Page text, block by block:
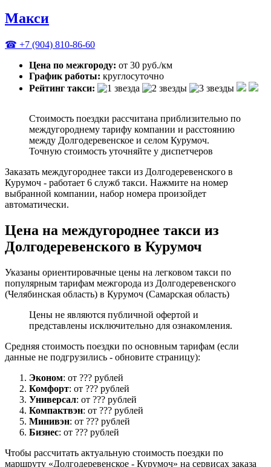
Макси
☎ +7 (904) 810-86-60
Цена по межгороду: от 30 руб./км
График работы: круглосуточно
Рейтинг такси:
Стоимость поездки рассчитана приблизительно по
междугороднему тарифу компании и расстоянию
между Долгодеревенское и селом Курумоч.
Точную стоимость уточняйте у диспетчеров
Заказать междугороднее такси из Долгодеревенского в
Курумоч - работает 6 служб такси. Нажмите на номер
выбранной компании, набор номера произойдет
автоматически.
Цена на междугороднее такси из
Долгодеревенского в Курумоч
Указаны ориентировачные цены на легковом такси по
популярным тарифам межгорода из Долгодеревенского
(Челябинская область) в Курумоч (Самарская область)
Цены не являются публичной офертой и
представлены исключительно для ознакомления.
Средняя стоимость поездки по основным тарифам (если
данные не подгрузились - обновите страницу):
Эконом: от ??? рублей
Комфорт: от ??? рублей
Универсал: от ??? рублей
Компактвэн: от ??? рублей
Минивэн: от ??? рублей
Бизнес: от ??? рублей
Чтобы рассчитать актуальную стоимость поездки по
маршруту «Долгодеревенское - Курумоч» на сервисах заказа